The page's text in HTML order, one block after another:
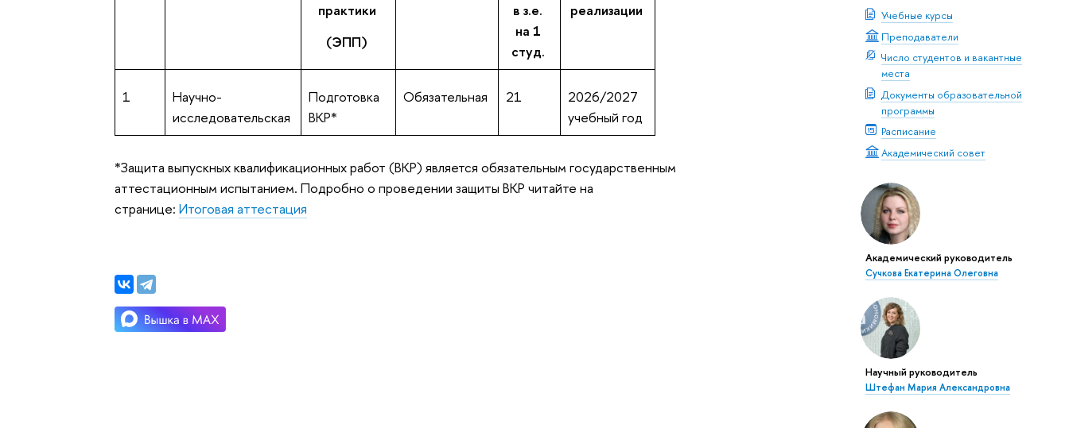
Учебные курсы
Преподаватели
Число студентов и вакантные
места
Документы образовательной
программы
Расписание
Академический совет
Академический руководитель
Сучкова Екатерина Олеговна
Научный руководитель
Штефан Мария Александровна
практики
(ЭПП)
в з.е.
на 1
студ.
реализации
1
Научно-
исследовательская
Подготовка
ВКР*
Обязательная 21
2026/2027
учебный год
*Защита выпускных квалификационных работ (ВКР) является обязательным государственным
аттестационным испытанием. Подробно о проведении защиты ВКР читайте на
странице:Итоговая аттестация